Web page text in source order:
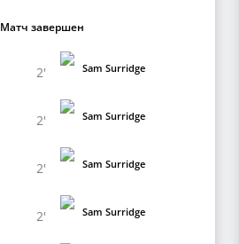
Матч завершен
2' Sam Surridge
2' Sam Surridge
2' Sam Surridge
2' Sam Surridge